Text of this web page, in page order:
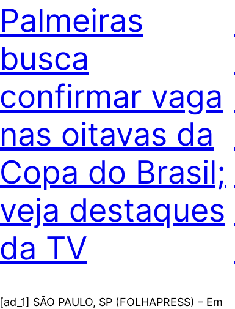
Palmeiras
busca
confirmar vaga
nas oitavas da
Copa do Brasil;
veja destaques
da TV
[ad_1] SÃO PAULO, SP (FOLHAPRESS) – Em